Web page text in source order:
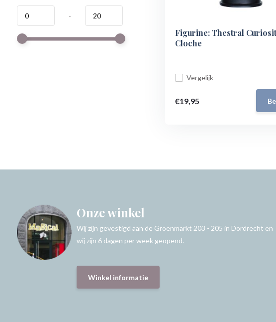
-
Figurine: Thestral
Cloche
Vergelijk
€19,95
Onze winkel
Wij zijn gevestigd aan de Groenmarkt 203 - 205 in Dordrecht en
wij zijn 6 dagen per week geopend.
Winkel informatie